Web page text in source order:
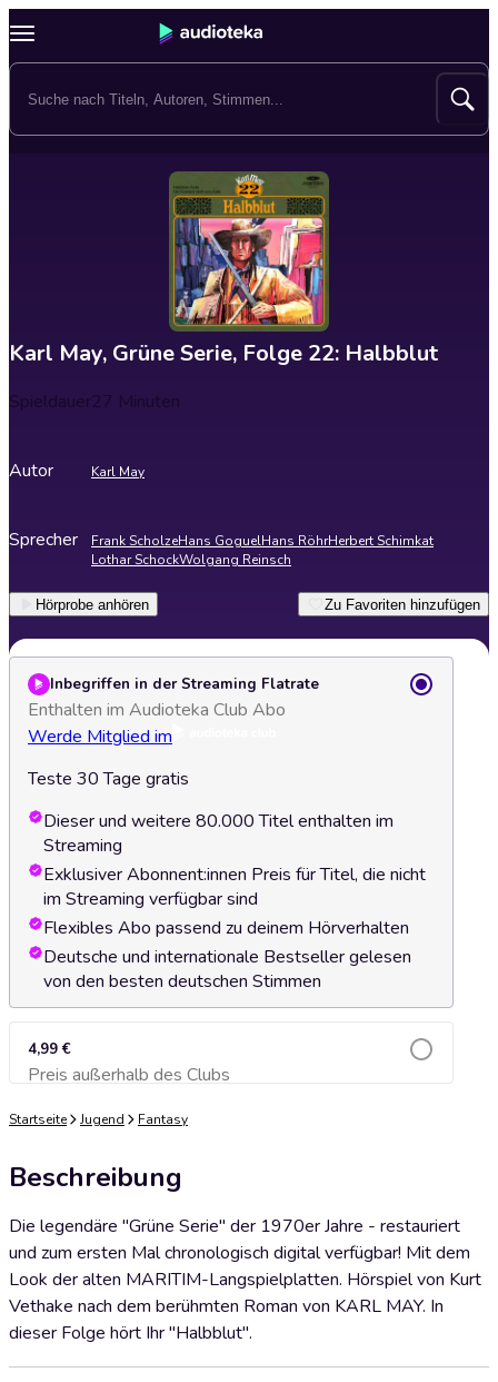
Karl May, Grüne Serie, Folge 22: Halbblut
Spieldauer27 Minuten
Autor Karl May
Sprecher Frank ScholzeHans GoguelHans RöhrHerbert Schimkat
Lothar SchockWolgang Reinsch
Hörprobe anhören Zu Favoriten hinzufügen
Inbegriffen in der Streaming Flatrate
Enthalten im Audioteka Club Abo
Werde Mitglied im
Teste 30 Tage gratis
Dieser und weitere 80.000 Titel enthalten im
Streaming
Exklusiver Abonnent:innen Preis für Titel, die nicht
im Streaming verfügbar sind
Flexibles Abo passend zu deinem Hörverhalten
Deutsche und internationale Bestseller gelesen
von den besten deutschen Stimmen
4,99 €
Preis außerhalb des ClubsZum Warenkorb hinzufügen
Startseite Jugend Fantasy
Beschreibung
Die legendäre "Grüne Serie" der 1970er Jahre - restauriert
und zum ersten Mal chronologisch digital verfügbar! Mit dem
Look der alten MARITIM-Langspielplatten. Hörspiel von Kurt
Vethake nach dem berühmten Roman von KARL MAY. In
dieser Folge hört Ihr "Halbblut".